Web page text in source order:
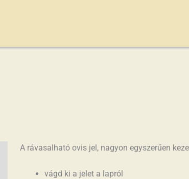
A rávasalható ovis jel, nagyon egyszerűen
vágd ki a jelet a lapról